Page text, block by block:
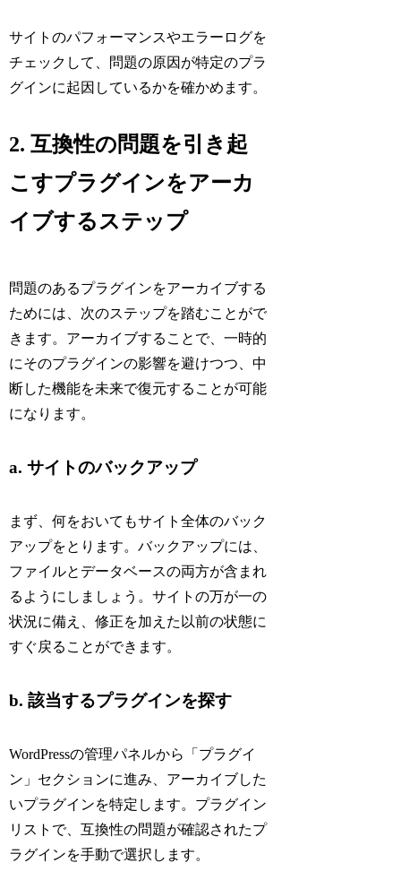
サイトのパフォーマンスやエラーログを
チェックして、問題の原因が特定のプラ
グインに起因しているかを確かめます。
2. 互換性の問題を引き起
こすプラグインをアーカ
イブするステップ
問題のあるプラグインをアーカイブする
ためには、次のステップを踏むことがで
きます。アーカイブすることで、一時的
にそのプラグインの影響を避けつつ、中
断した機能を未来で復元することが可能
になります。
a. サイトのバックアップ
まず、何をおいてもサイト全体のバック
アップをとります。バックアップには、
ファイルとデータベースの両方が含まれ
るようにしましょう。サイトの万が一の
状況に備え、修正を加えた以前の状態に
すぐ戻ることができます。
b. 該当するプラグインを探す
WordPressの管理パネルから「プラグイ
ン」セクションに進み、アーカイブした
いプラグインを特定します。プラグイン
リストで、互換性の問題が確認されたプ
ラグインを手動で選択します。